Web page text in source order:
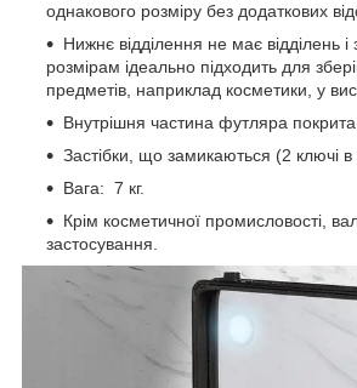
однакового розміру без додаткових
Нижнє відділення не має відділень і
розмірам ідеально підходить для
предметів, наприклад косметики, у
Внутрішня частина футляра
Застібки, що замикаються (2 ключі в
Вага: 7 кг.
Крім косметичної промисловості,
застосування.